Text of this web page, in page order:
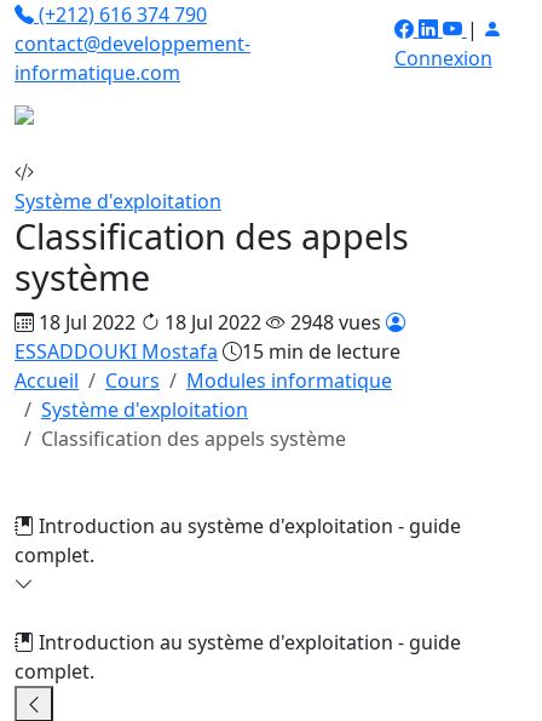
(+212) 616 374 790
contact@developpement-
informatique.com
|
Connexion
Système d'exploitation
Classification des appels
système
18 Jul 2022 18 Jul 2022
2948 vues
ESSADDOUKI Mostafa
15 min de lecture
Accueil
Cours
Modules informatique
Système d'exploitation
Classification des appels système
Introduction au système d'exploitation - guide
complet.
Introduction au système d'exploitation - guide
complet.